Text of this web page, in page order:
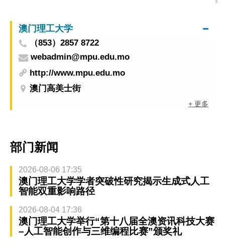
澳门理工大学
（853）2857 8722
webadmin@mpu.edu.mo
http://www.mpu.edu.mo
澳门高美士街
+ 更多
部门新闻
2026-08-06 17:35
澳门理工大学学者突破性研究揭示生成式人工
智能双重影响路径
2026-08-04 17:36
澳门理工大学举行“第十八届全澳资讯科技大赛
–人工智能创作与三维编程比赛”颁奖礼